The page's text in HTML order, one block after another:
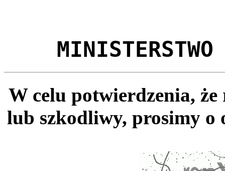
MINISTERSTWO
W celu potwierdzenia,
lub szkodliwy, prosimy o